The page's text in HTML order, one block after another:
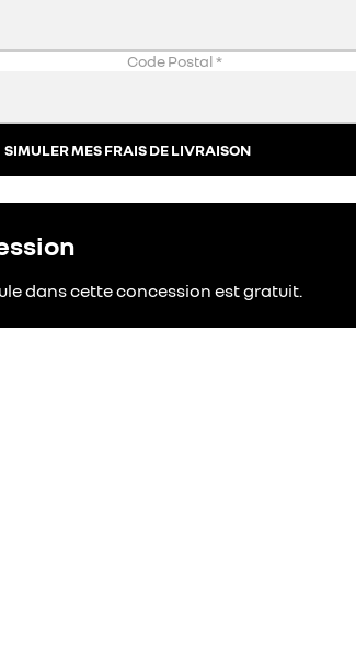
Code Postal*
SIMULER MES FRAIS DE LIVRAISON
dans cette concession est gratuit.